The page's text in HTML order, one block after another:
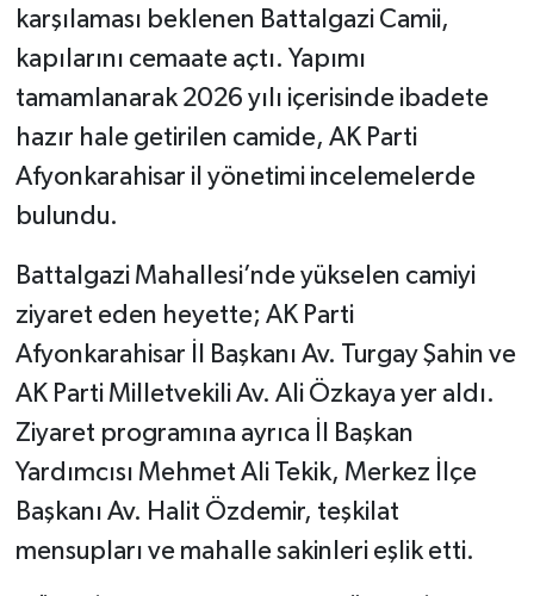
karşılaması beklenen Battalgazi Camii,
kapılarını cemaate açtı. Yapımı
tamamlanarak 2026 yılı içerisinde ibadete
hazır hale getirilen camide, AK Parti
Afyonkarahisar il yönetimi incelemelerde
bulundu.
​Battalgazi Mahallesi’nde yükselen camiyi
ziyaret eden heyette; AK Parti
Afyonkarahisar İl Başkanı Av. Turgay Şahin ve
AK Parti Milletvekili Av. Ali Özkaya yer aldı.
Ziyaret programına ayrıca İl Başkan
Yardımcısı Mehmet Ali Tekik, Merkez İlçe
Başkanı Av. Halit Özdemir, teşkilat
mensupları ve mahalle sakinleri eşlik etti.